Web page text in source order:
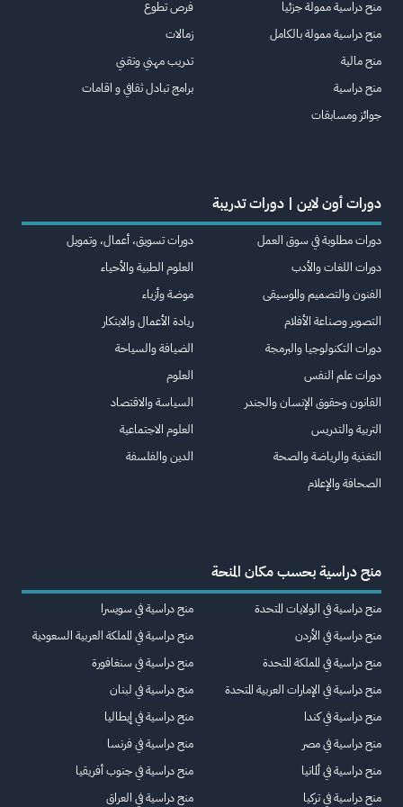
منح دراسية ممولة جزئيا
منح دراسية ممولة بالكامل
منح مالية
منح دراسية
جوائز ومسابقات
فرص تطوع
زمالات
تدريب مهني وتقني
برامج تبادل ثقافي و اقامات
دورات أون لاين | دورات تدريبة
دورات مطلوبة في سوق العمل
دورات اللغات والأدب
الفنون والتصميم والموسيقى
التصوير وصناعة الأفلام
دورات التكنولوجيا والبرمجة
دورات علم النفس
القانون وحقوق الإنسان والجندر
التربية والتدريس
التغذية والرياضة والصحة
الصحافة والإعلام
دورات تسويق، أعمال، وتمويل
العلوم الطبية والأحياء
موضة وأزياء
ريادة الأعمال والابتكار
الضيافة والسياحة
العلوم
السياسة والاقتصاد
العلوم الاجتماعية
الدين والفلسفة
منح دراسية بحسب مكان المنحة
منح دراسية في الولايات المتحدة
منح دراسية في الأردن
منح دراسية في المملكة المتحدة
منح دراسية في الإمارات العربية المتحدة
منح دراسية في كندا
منح دراسية في مصر
منح دراسية في ألمانيا
منح دراسية في تركيا
منح دراسية في سويسرا
منح دراسية في المملكة العربية السعودية
منح دراسية في سنغافورة
منح دراسية في لبنان
منح دراسية في إيطاليا
منح دراسية في فرنسا
منح دراسية في جنوب أفريقيا
منح دراسية في العراق